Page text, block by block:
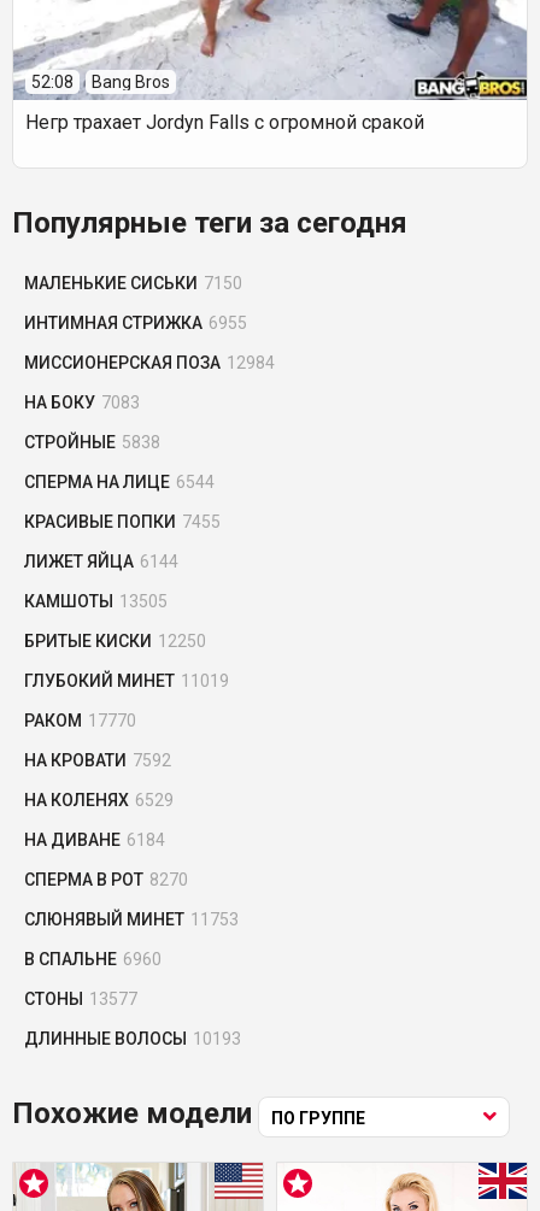
52:08 Bang Bros
Негр трахает Jordyn Falls с огромной сракой
Популярные теги за сегодня
МАЛЕНЬКИЕ СИСЬКИ 7150
ИНТИМНАЯ СТРИЖКА 6955
МИССИОНЕРСКАЯ ПОЗА 12984
НА БОКУ 7083
СТРОЙНЫЕ 5838
СПЕРМА НА ЛИЦЕ 6544
КРАСИВЫЕ ПОПКИ 7455
ЛИЖЕТ ЯЙЦА 6144
КАМШОТЫ 13505
БРИТЫЕ КИСКИ 12250
ГЛУБОКИЙ МИНЕТ 11019
РАКОМ 17770
НА КРОВАТИ 7592
НА КОЛЕНЯХ 6529
НА ДИВАНЕ 6184
СПЕРМА В РОТ 8270
СЛЮНЯВЫЙ МИНЕТ 11753
В СПАЛЬНЕ 6960
СТОНЫ 13577
ДЛИННЫЕ ВОЛОСЫ 10193
Похожие модели ПО ГРУППЕ